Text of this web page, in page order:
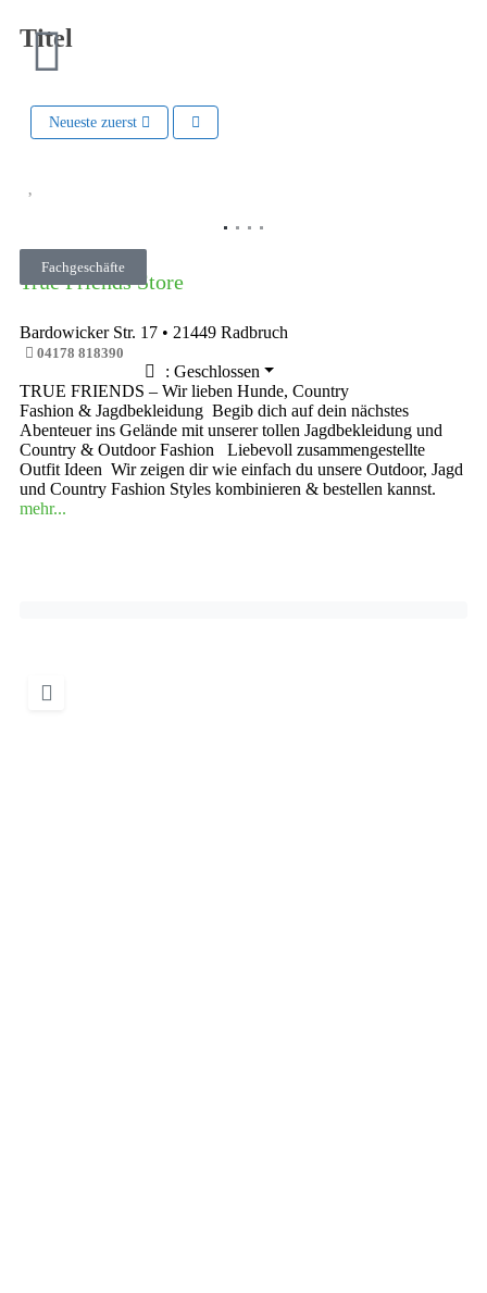
Titel
Neueste zuerst
Fachgeschäfte
True Friends Store
Bardowicker Str. 17 • 21449 Radbruch
04178 818390
: Geschlossen
TRUE FRIENDS – Wir lieben Hunde, Country
Fashion & Jagdbekleidung Begib dich auf dein nächstes
Abenteuer ins Gelände mit unserer tollen Jagdbekleidung und
Country & Outdoor Fashion Liebevoll zusammengestellte
Outfit Ideen Wir zeigen dir wie einfach du unsere Outdoor, Jagd
und Country Fashion Styles kombinieren & bestellen kannst.
mehr...